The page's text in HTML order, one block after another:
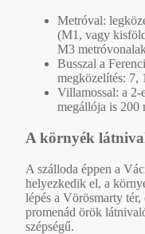
Metróval:
(M1, vagy
M3
Busszal a
megközelítés: 7,
Villamossal: a 2-
megállója is 200
A környék
A szálloda éppen a
helyezkedik el, a
lépés a Vörösmarty
promenád örök
szépségű.